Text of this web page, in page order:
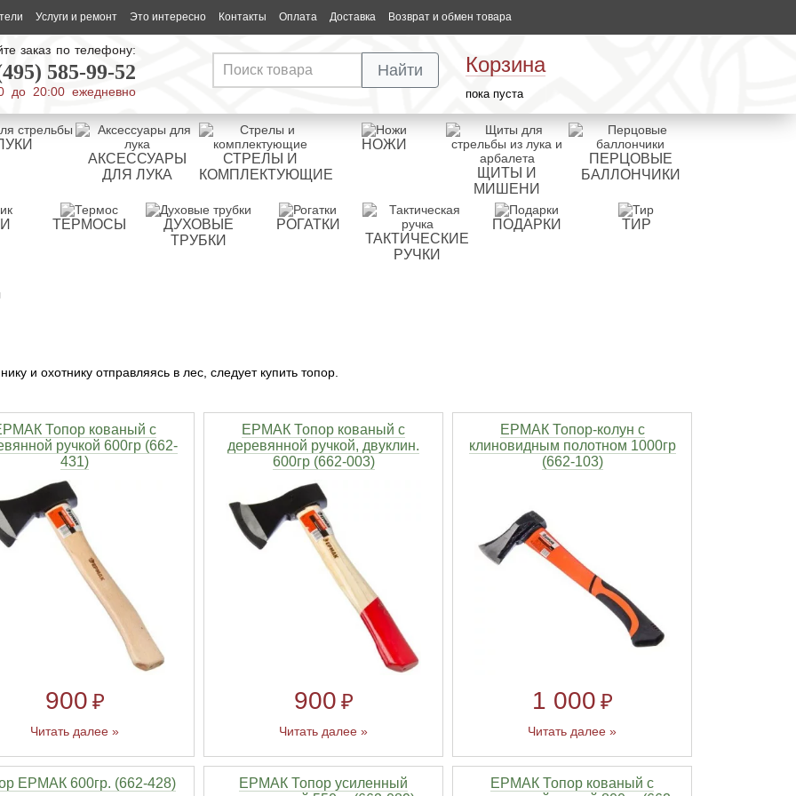
Услуги и ремонт Это интересно Контакты Оплата Доставка Возврат и обмен товара
заказ по телефону:
585-99-52
до 20:00 ежедневно
Корзина
пока пуста
Найти
АКСЕССУАРЫ
ДЛЯ ЛУКА
СТРЕЛЫ И
КОМПЛЕКТУЮЩИЕ
НОЖИ
ЩИТЫ И
МИШЕНИ
ПЕРЦОВЫЕ
БАЛЛОНЧИКИ
ТЕРМОСЫ
ДУХОВЫЕ
ТРУБКИ
РОГАТКИ
ТАКТИЧЕСКИЕ
РУЧКИ
ПОДАРКИ ТИР
и охотнику отправляясь в лес, следует купить топор.
Топор кованый с
ручкой 600гр (662-
431)
900 ₽
Читать далее »
ЕРМАК Топор кованый с
деревянной ручкой, двуклин.
600гр (662-003)
900 ₽
Читать далее »
ЕРМАК Топор-колун с
клиновидным полотном 1000гр
(662-103)
1 000 ₽
Читать далее »
ЕРМАК 600гр. (662-428)
ЕРМАК Топор усиленный
ЕРМАК Топор кованый с